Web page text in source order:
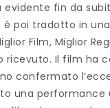
evidente fin da
è poi tradotto in
Film, Miglior
ricevuto. Il film ha
confermato
una performance